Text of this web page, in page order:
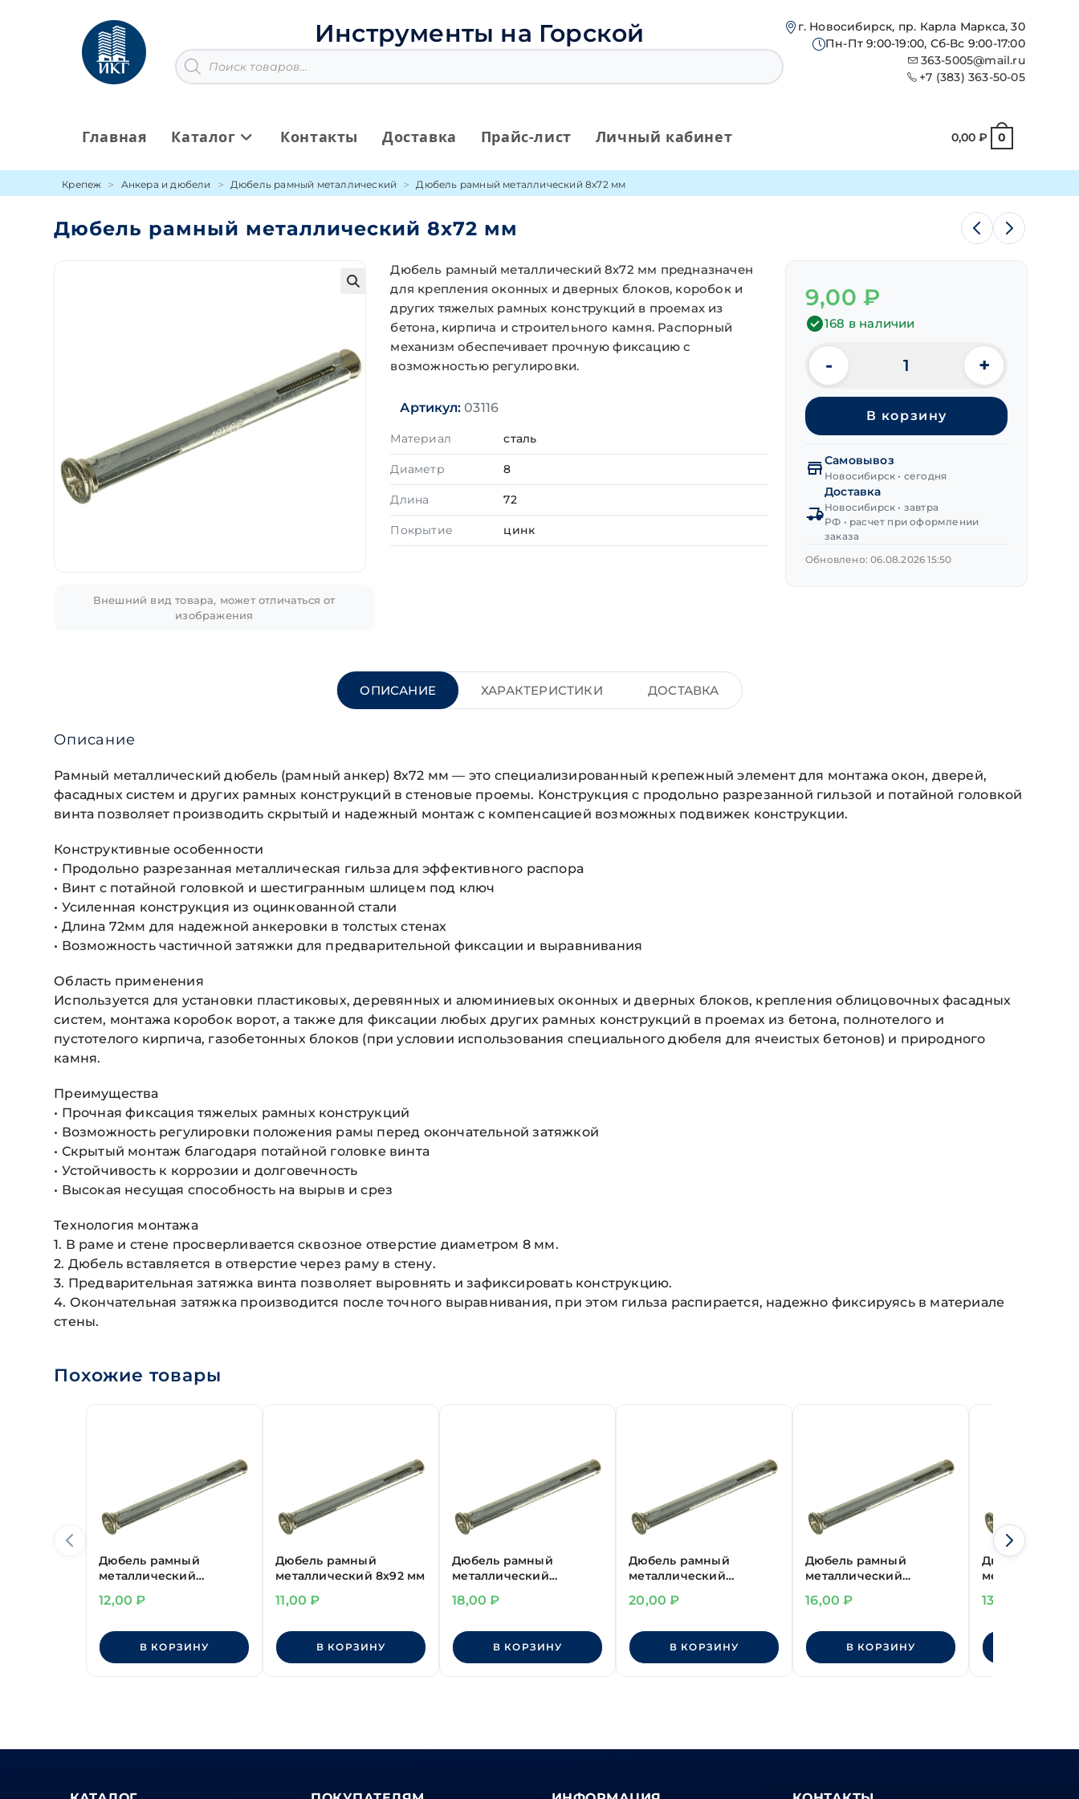
содержимому
Инструменты на Горской
Поиск
товаров
г. Новосибирск, пр. Карла Маркса, 30
Пн-Пт 9:00-19:00, Сб-Вс 9:00-17:00
363-5005@mail.ru
+7 (383) 363-50-05
Главная Каталог Контакты Доставка Прайс-лист Личный кабинет 0,00 ₽ 0
Крепеж Анкера и дюбели Дюбель рамный металлический Дюбель рамный металлический 8х72 мм
Дюбель рамный металлический 8х72 мм
Внешний вид товара, может отличаться от
изображения
Дюбель рамный металлический 8х72 мм предназначен
для крепления оконных и дверных блоков, коробок и
других тяжелых рамных конструкций в проемах из
бетона, кирпича и строительного камня. Распорный
механизм обеспечивает прочную фиксацию с
возможностью регулировки.
Артикул:03116
Материал сталь
Диаметр 8
Длина 72
Покрытие цинк
9,00₽
168 в наличии
Количество
товара
Дюбель
металлический
8х72 мм
- +
В корзину
Самовывоз
Новосибирск • сегодня
Доставка
Новосибирск • завтра
РФ • расчет при оформлении
заказа
Обновлено: 06.08.2026 15:50
ОПИСАНИЕ ХАРАКТЕРИСТИКИ ДОСТАВКА
Описание
Рамный металлический дюбель (рамный анкер) 8х72 мм — это специализированный крепежный элемент для монтажа окон, дверей,
фасадных систем и других рамных конструкций в стеновые проемы. Конструкция с продольно разрезанной гильзой и потайной головкой
винта позволяет производить скрытый и надежный монтаж с компенсацией возможных подвижек конструкции.
Конструктивные особенности
• Продольно разрезанная металлическая гильза для эффективного распора
• Винт с потайной головкой и шестигранным шлицем под ключ
• Усиленная конструкция из оцинкованной стали
• Длина 72мм для надежной анкеровки в толстых стенах
• Возможность частичной затяжки для предварительной фиксации и выравнивания
Область применения
Используется для установки пластиковых, деревянных и алюминиевых оконных и дверных блоков, крепления облицовочных фасадных
систем, монтажа коробок ворот, а также для фиксации любых других рамных конструкций в проемах из бетона, полнотелого и
пустотелого кирпича, газобетонных блоков (при условии использования специального дюбеля для ячеистых бетонов) и природного
камня.
Преимущества
• Прочная фиксация тяжелых рамных конструкций
• Возможность регулировки положения рамы перед окончательной затяжкой
• Скрытый монтаж благодаря потайной головке винта
• Устойчивость к коррозии и долговечность
• Высокая несущая способность на вырыв и срез
Технология монтажа
1. В раме и стене просверливается сквозное отверстие диаметром 8 мм.
2. Дюбель вставляется в отверстие через раму в стену.
3. Предварительная затяжка винта позволяет выровнять и зафиксировать конструкцию.
4. Окончательная затяжка производится после точного выравнивания, при этом гильза распирается, надежно фиксируясь в материале
стены.
Похожие товары
Дюбель рамный
металлический
12,00₽
В КОРЗИНУ
Дюбель рамный
металлический 8х92 мм
11,00₽
В КОРЗИНУ
Дюбель рамный
металлический
18,00₽
В КОРЗИНУ
Дюбель рамный
металлический
20,00₽
В КОРЗИНУ
Дюбель рамный
металлический
16,00₽
В КОРЗИНУ
Дюбель
металлический
13,00